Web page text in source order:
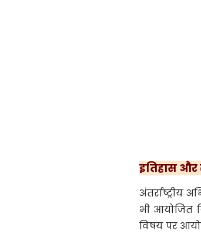
इतिहास और
भी आयोजित
विषय पर